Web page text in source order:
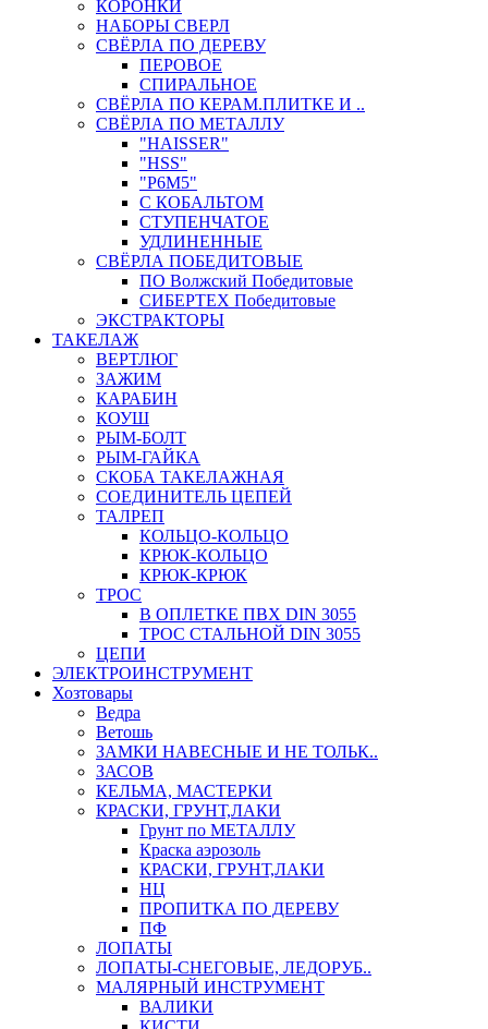
КОРОНКИ
НАБОРЫ СВЕРЛ
СВЁРЛА ПО ДЕРЕВУ
ПЕРОВОЕ
СПИРАЛЬНОЕ
СВЁРЛА ПО КЕРАМ.ПЛИТКЕ И ..
СВЁРЛА ПО МЕТАЛЛУ
"HAISSER"
"HSS"
"Р6М5"
С КОБАЛЬТОМ
СТУПЕНЧАТОЕ
УДЛИНЕННЫЕ
СВЁРЛА ПОБЕДИТОВЫЕ
ПО Волжский Победитовые
СИБЕРТЕХ Победитовые
ЭКСТРАКТОРЫ
ТАКЕЛАЖ
ВЕРТЛЮГ
ЗАЖИМ
КАРАБИН
КОУШ
РЫМ-БОЛТ
РЫМ-ГАЙКА
СКОБА ТАКЕЛАЖНАЯ
СОЕДИНИТЕЛЬ ЦЕПЕЙ
ТАЛРЕП
КОЛЬЦО-КОЛЬЦО
КРЮК-КОЛЬЦО
КРЮК-КРЮК
ТРОС
В ОПЛЕТКЕ ПВХ DIN 3055
ТРОС СТАЛЬНОЙ DIN 3055
ЦЕПИ
ЭЛЕКТРОИНСТРУМЕНТ
Хозтовары
Ведра
Ветошь
ЗАМКИ НАВЕСНЫЕ И НЕ ТОЛЬК..
ЗАСОВ
КЕЛЬМА, МАСТЕРКИ
КРАСКИ, ГРУНТ,ЛАКИ
Грунт по МЕТАЛЛУ
Краска аэрозоль
КРАСКИ, ГРУНТ,ЛАКИ
НЦ
ПРОПИТКА ПО ДЕРЕВУ
ПФ
ЛОПАТЫ
ЛОПАТЫ-СНЕГОВЫЕ, ЛЕДОРУБ..
МАЛЯРНЫЙ ИНСТРУМЕНТ
ВАЛИКИ